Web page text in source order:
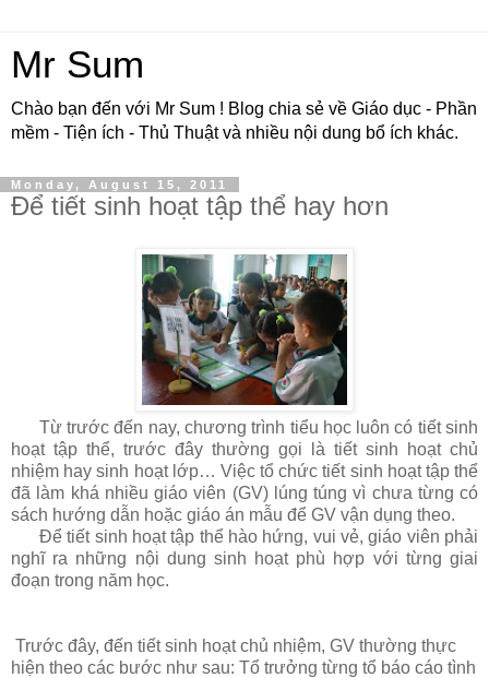
Mr Sum
Chào bạn đến với Mr Sum ! Blog chia sẻ về Giáo dục - Phần
mềm - Tiện ích - Thủ Thuật và nhiều nội dung bổ ích khác.
Monday, August 15, 2011
Để tiết sinh hoạt tập thể hay hơn
Từ trước đến nay, chương trình tiểu học luôn có tiết sinh
hoạt tập thể, trước đây thường gọi là tiết sinh hoạt chủ
nhiệm hay sinh hoạt lớp… Việc tổ chức tiết sinh hoạt tập thể
đã làm khá nhiều giáo viên (GV) lúng túng vì chưa từng có
sách hướng dẫn hoặc giáo án mẫu để GV vận dụng theo.
Để tiết sinh hoạt tập thể hào hứng, vui vẻ, giáo viên phải
nghĩ ra những nội dung sinh hoạt phù hợp với từng giai
đoạn trong năm học.
Trước đây, đến tiết sinh hoạt chủ nhiệm, GV thường thực
hiện theo các bước như sau: Tổ trưởng từng tổ báo cáo tình